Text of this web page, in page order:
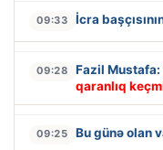
09:33 İcra
09:28 Fazil Mustafa:
qaranlıq
09:25 Bu günə olan